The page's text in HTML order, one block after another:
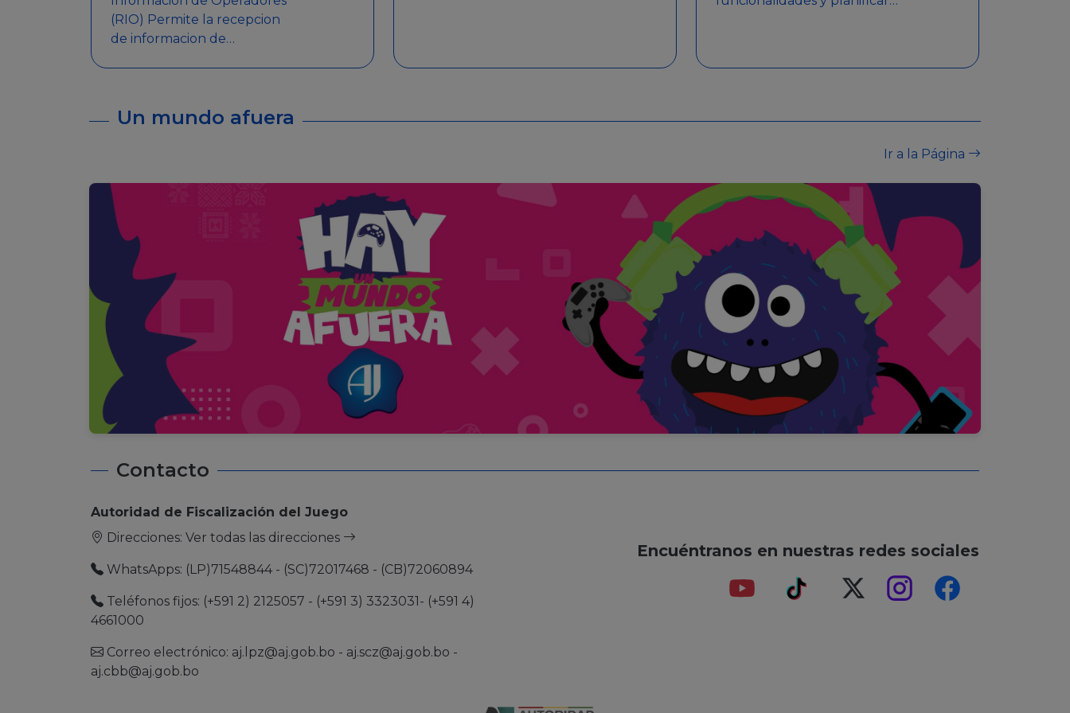
(RIO) Permite la recepcion
de informacion de
significativos, entre otros.
Un mundo afuera
Ir a la Página
Contacto
Autoridad de Fiscalización del Juego
Direcciones: Ver todas las direcciones
WhatsApps: (LP)71548844 - (SC)72017468 - (CB)72060894
Teléfonos fijos: (+591 2) 2125057 - (+591 3) 3323031- (+591 4)
4661000
Correo electrónico: aj.lpz@aj.gob.bo - aj.scz@aj.gob.bo -
aj.cbb@aj.gob.bo
Encuéntranos en nuestras redes sociales